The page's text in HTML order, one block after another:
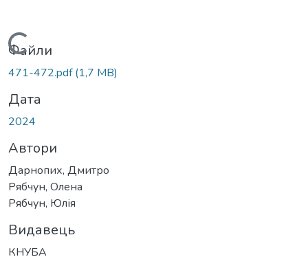
Вантажиться...
Файли
471-472.pdf(1,7 MB)
Дата
2024
Автори
Дарнопих, Дмитро
Рябчун, Олена
Рябчун, Юлія
Видавець
КНУБА